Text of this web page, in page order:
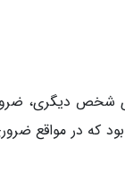
شخص دیگری،
که در مواقع